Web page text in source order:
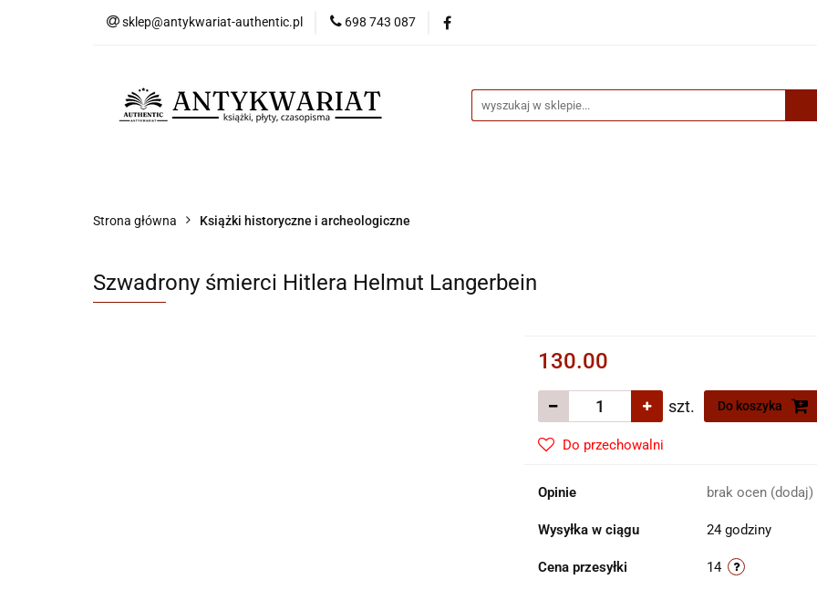
sklep@antykwariat-authentic.pl 698 743 087
Kategorie
Strona główna Książki historyczne i archeologiczne
Szwadrony śmierci Hitlera Helmut Langerbein
130.00
szt. Do koszyka
Do przechowalni
Opinie brak ocen (dodaj)
Wysyłka w ciągu 24 godziny
Cena przesyłki 14